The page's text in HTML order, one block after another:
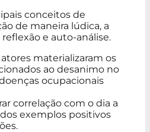
conceitos de
de maneira lúdica, a
e auto-análise.
materializaram os
ao desanimo no
ocupacionais
correlação com o dia a
exemplos positivos